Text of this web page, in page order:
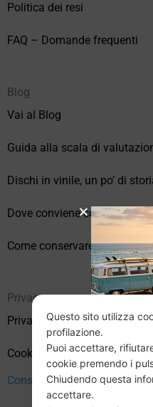
Politica dei resi
FAQ – Domande frequenti
Blog
Vai al Blog
Guida alla scala di
Dischi in vinile, un po’ di
Dove conviene comprare
Come conservare
Privacy
Privacy Policy
Cookie Policy (UE)
Consenso
Questo sito utilizza
profilazione.
Puoi accettare,
cookie premendo i
Chiudendo questa
accettare.